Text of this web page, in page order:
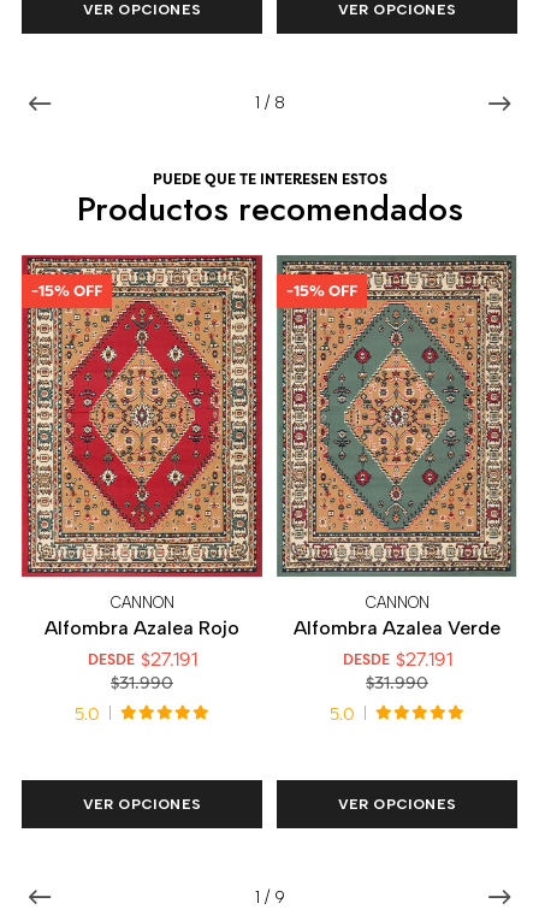
1 / 8
VER OPCIONES VER OPCIONES
PUEDE QUE TE INTERESEN ESTOS
Productos recomendados
1 / 9
-15% OFF
CANNON
Alfombra Azalea Rojo
DESDE $27.191
$31.990
5.0
VER OPCIONES
-15% OFF
CANNON
Alfombra Azalea Verde
DESDE $27.191
$31.990
5.0
VER OPCIONES